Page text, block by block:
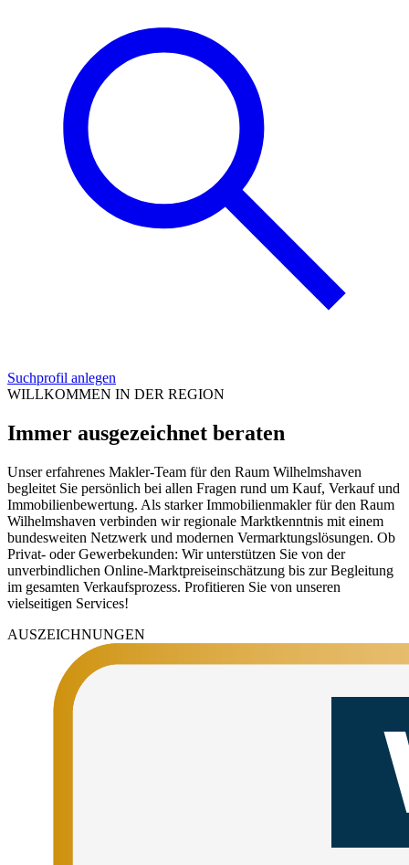
Suchprofil anlegen
WILLKOMMEN IN DER REGION
Immer ausgezeichnet beraten
Unser erfahrenes Makler-Team für den Raum Wilhelmshaven
begleitet Sie persönlich bei allen Fragen rund um Kauf, Verkauf und
Immobilienbewertung. Als starker Immobilienmakler für den Raum
Wilhelmshaven verbinden wir regionale Marktkenntnis mit einem
bundesweiten Netzwerk und modernen Vermarktungslösungen. Ob
Privat- oder Gewerbekunden: Wir unterstützen Sie von der
unverbindlichen Online-Marktpreiseinschätzung bis zur Begleitung
im gesamten Verkaufsprozess. Profitieren Sie von unseren
vielseitigen Services!
AUSZEICHNUNGEN